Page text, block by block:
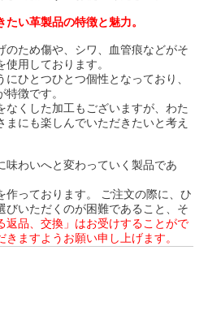
い革製品の特徴と魅力。
のため傷や、シワ、血管痕などがそ
用しております。
ひとつひとつ個性となっており、
徴です。
なくした加工もございますが、わた
まにも楽しんでいただきたいと考え
味わいへと変わっていく製品であ
作っております。 ご注文の際に、ひ
びいただくのが困難であること、そ
返品、交換」はお受けすることがで
ますようお願い申し上げます。